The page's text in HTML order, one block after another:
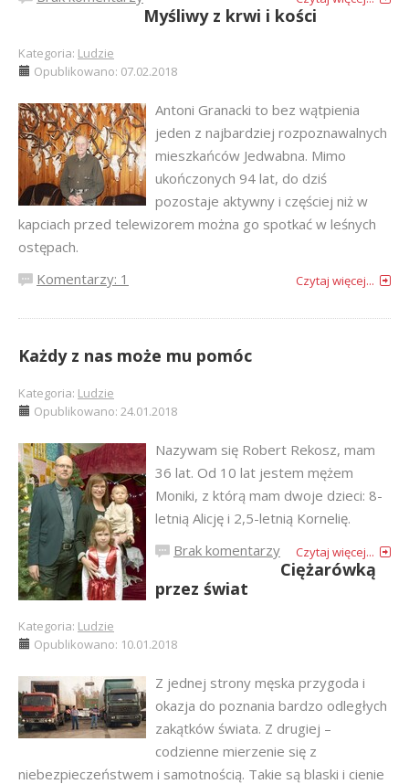
Myśliwy z krwi i kości
Kategoria: Ludzie
Opublikowano: 07.02.2018
Antoni Granacki to bez wątpienia
jeden z najbardziej rozpoznawalnych
mieszkańców Jedwabna. Mimo
ukończonych 94 lat, do dziś
pozostaje aktywny i częściej niż w
kapciach przed telewizorem można go spotkać w leśnych
ostępach.
Komentarzy: 1
Czytaj więcej...
Każdy z nas może mu pomóc
Kategoria: Ludzie
Opublikowano: 24.01.2018
Nazywam się Robert Rekosz, mam
36 lat. Od 10 lat jestem mężem
Moniki, z którą mam dwoje dzieci: 8-
letnią Alicję i 2,5-letnią Kornelię.
Brak komentarzy
Czytaj więcej...
Ciężarówką
przez świat
Kategoria: Ludzie
Opublikowano: 10.01.2018
Z jednej strony męska przygoda i
okazja do poznania bardzo odległych
zakątków świata. Z drugiej –
codzienne mierzenie się z
niebezpieczeństwem i samotnością. Takie są blaski i cienie